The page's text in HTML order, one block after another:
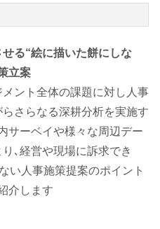
る“絵に描いた餅にしな
立案
ント全体の課題に対し人事
さらなる深耕分析を実施す
サーベイや様々な周辺デー
､経営や現場に訴求でき
い人事施策提案のポイント
介します